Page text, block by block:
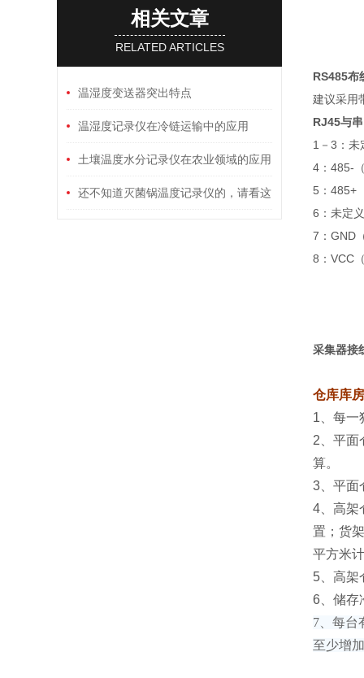
相关文章
RELATED ARTICLES
温湿度变送器突出特点
温湿度记录仪在冷链运输中的应用
土壤温度水分记录仪在农业领域的应用
还不知道灭菌锅温度记录仪的，请看这
RS485布
建议采用
RJ45与
1－
4：
5：
6
7：
8：
采集器接
仓库库
1、每一
2、平面
算。
3、平面
4、高架
置；货
平方米
5、高架
6、储存
7、每台
至少增